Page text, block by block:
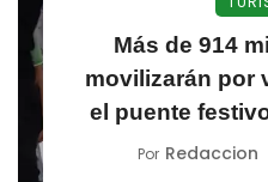
Más de 914
movilizarán por
el puente
Por Redaccion